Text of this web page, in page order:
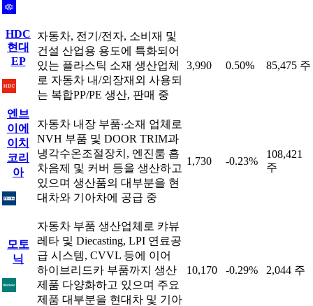
HDC
현대
EP
자동차, 전기/전자, 소비재 및
건설 산업용 용도에 특화되어
있는 플라스틱 소재 생산업체
로 자동차 내/외장재외 사용되
는 복합PP/PE 생산, 판매 중
3,990 0.50% 85,475 주
엔브
이에
이치
코리
아
자동차 내장 부품∙소재 업체로
NVH 부품 및 DOOR TRIM과
냉각수온조절장치, 엔진룸 흡
차음제 및 커버 등을 생산하고
있으며 생산품의 대부분을 현
대차와 기아차에 공급 중
1,730 -0.23%
108,421
주
모토
닉
자동차 부품 생산업체로 캬뷰
레타 및 Diecasting, LPI 연료공
급 시스템, CVVL 등에 이어
하이브리드카 부품까지 생산
제품 다양화하고 있으며 주요
제품 대부분을 현대차 및 기아
10,170 -0.29% 2,044 주